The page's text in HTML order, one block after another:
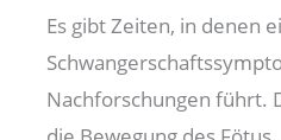
Es gibt Zeiten, in denen
Nachforschungen führt.